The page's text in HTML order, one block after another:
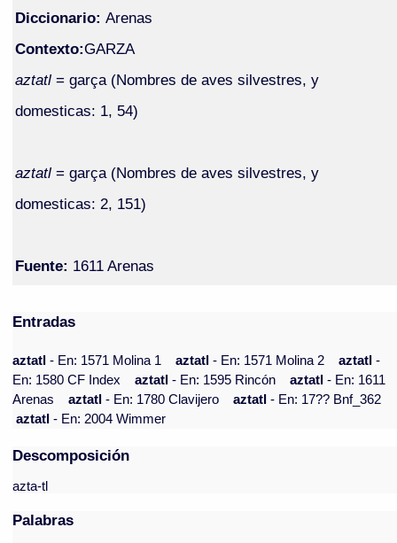
Diccionario: Arenas
Contexto:GARZA
aztatl = garça (Nombres de aves silvestres, y
domesticas: 1, 54)
aztatl = garça (Nombres de aves silvestres, y
domesticas: 2, 151)
Fuente: 1611 Arenas
Entradas
aztatl- En: 1571 Molina 1 aztatl- En: 1571 Molina 2 aztatl-
En: 1580 CF Index
aztatl- En: 1595 Rincón aztatl- En: 1611
Arenas
aztatl- En: 1780 Clavijero aztatl- En: 17?? Bnf_362
aztatl- En: 2004 Wimmer
Descomposición
azta-tl
Palabras